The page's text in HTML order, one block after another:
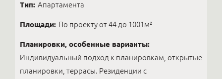
Тип: Апартамента
Площади: По проекту от 44 до 1001м²
Планировки, особенные варианты:
Индивидуальный подход к планировкам, открытые
планировки, террасы. Резиденции с